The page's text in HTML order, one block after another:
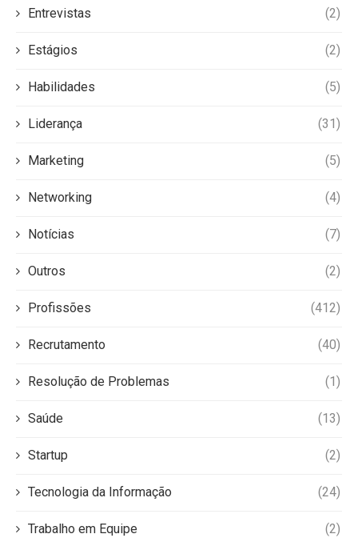
Entrevistas (2)
Estágios (2)
Habilidades (5)
Liderança (31)
Marketing (5)
Networking (4)
Notícias (7)
Outros (2)
Profissões (412)
Recrutamento (40)
Resolução de Problemas (1)
Saúde (13)
Startup (2)
Tecnologia da Informação (24)
Trabalho em Equipe (2)